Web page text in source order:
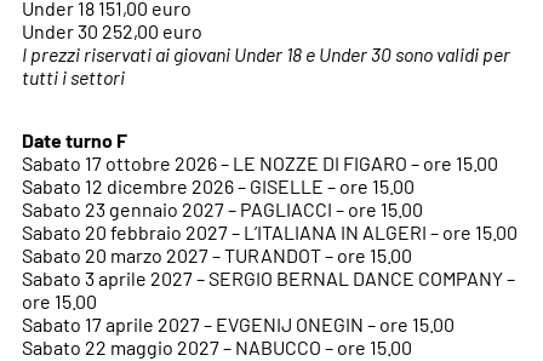
Under 18 151,00 euro
Under 30 252,00 euro
I prezzi riservati ai giovani Under 18 e Under 30 sono validi per
tutti i settori
Date turno F
Sabato 17 ottobre 2026 – LE NOZZE DI FIGARO – ore 15.00
Sabato 12 dicembre 2026 – GISELLE – ore 15.00
Sabato 23 gennaio 2027 – PAGLIACCI – ore 15.00
Sabato 20 febbraio 2027 – L’ITALIANA IN ALGERI – ore 15.00
Sabato 20 marzo 2027 – TURANDOT – ore 15.00
Sabato 3 aprile 2027 – SERGIO BERNAL DANCE COMPANY –
ore 15.00
Sabato 17 aprile 2027 – EVGENIJ ONEGIN – ore 15.00
Sabato 22 maggio 2027 – NABUCCO – ore 15.00